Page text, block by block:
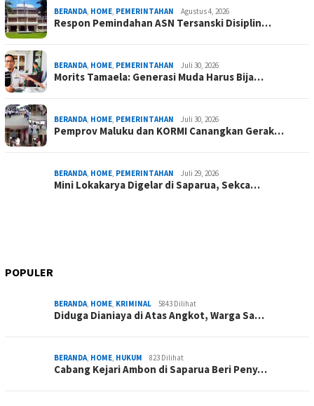
BERANDA, HOME, PEMERINTAHAN Agustus 4, 2026
Respon Pemindahan ASN Tersanski Disiplin…
BERANDA, HOME, PEMERINTAHAN Juli 30, 2026
Morits Tamaela: Generasi Muda Harus Bija…
BERANDA, HOME, PEMERINTAHAN Juli 30, 2026
Pemprov Maluku dan KORMI Canangkan Gerak…
BERANDA, HOME, PEMERINTAHAN Juli 29, 2026
Mini Lokakarya Digelar di Saparua, Sekca…
POPULER
BERANDA, HOME, KRIMINAL 5843 Dilihat
Diduga Dianiaya di Atas Angkot, Warga Sa…
BERANDA, HOME, HUKUM 823 Dilihat
Cabang Kejari Ambon di Saparua Beri Peny…